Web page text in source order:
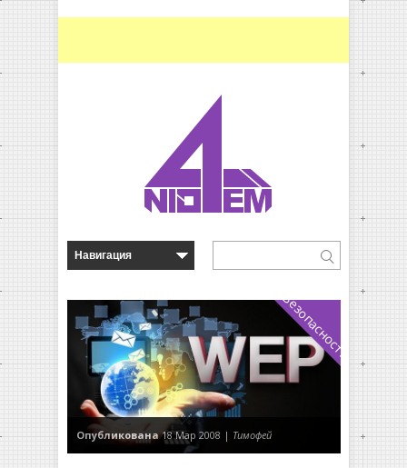
Безопасность
Опубликована18 Мар 2008 | Тимофей